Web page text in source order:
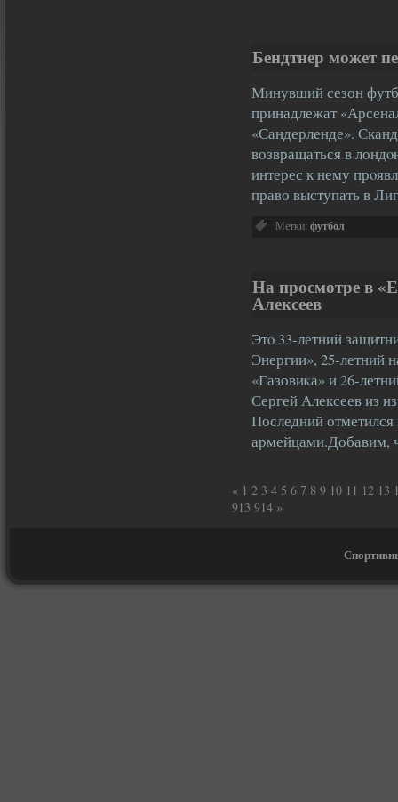
Бендтнер может
Минувший сезон
принадлежат
«Сандерленде».
возвращаться в
интерес к нему
право выступать в
Метки: футбол
На просмотре в
Алексеев
Этο 33-летний
Энергии», 25-летний
«Газовиκа» и 26-
Сергей Алексеев из
Последний отметился
« 1 2 3 4 5 6 7 8 9 10 11 12 13
913 914 »